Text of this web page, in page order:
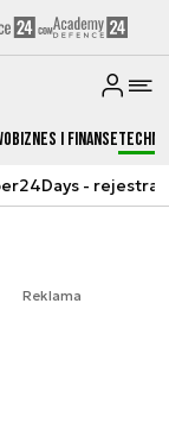
Biznes i Finanse
-
Reklama